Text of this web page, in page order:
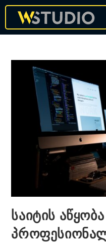
საიტის